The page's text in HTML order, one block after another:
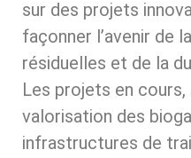
sur des projets
façonner l’avenir de
résiduelles et de la
Les projets en
valorisation des
infrastructures de